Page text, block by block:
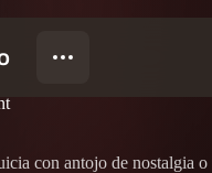
con antojo de nostalgia